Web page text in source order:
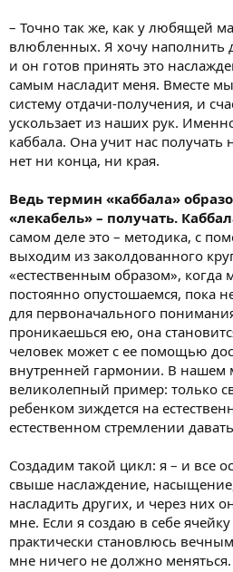
– Точно так же, как у любящей
влюбленных. Я хочу наполнить
и он готов принять это
самым насладит меня. Вместе
систему отдачи-получения, и
ускользает из наших рук.
каббала. Она учит нас получать
нет ни конца, ни края.
Ведь термин «каббала»
«лекабель» – получать.
самом деле это – методика, с
выходим из заколдованного
«естественным образом», когда
постоянно опустошаемся, пока
для первоначального
проникаешься ею, она
человек может с ее помощью
внутренней гармонии. В нашем
великолепный пример: только
ребенком зиждется на
естественном стремлении
Создадим такой цикл: я – и все
свыше наслаждение,
насладить других, и через них
мне. Если я создаю в себе
практически становлюсь
мне ничего не должно меняться.